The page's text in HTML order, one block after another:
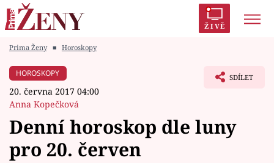
ŽIVĚ
Módní alarm
Témata
Prima Ženy ■ Horoskopy
HOROSKOPY
20. června 2017 04:00
Anna Kopečková
SDÍLET
Denní horoskop dle luny
pro 20. červen